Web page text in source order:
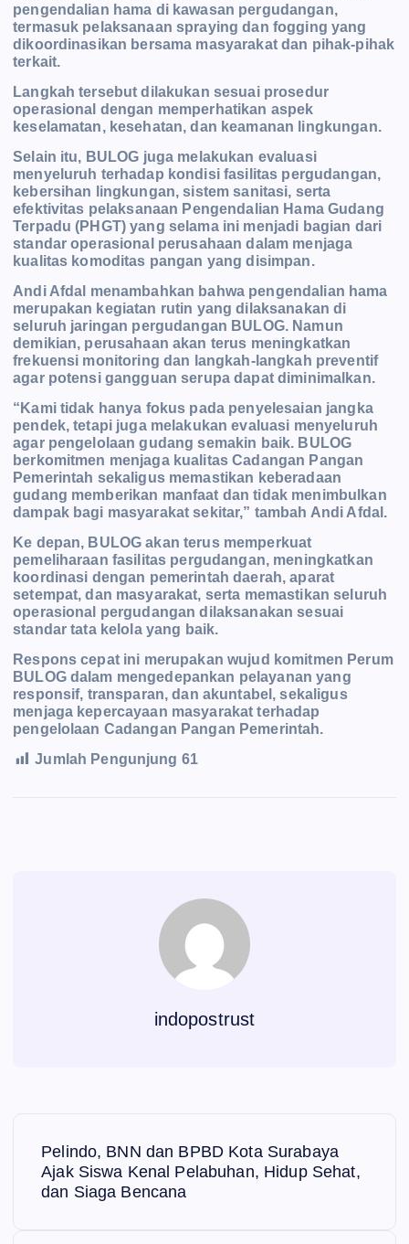
pengendalian hama di kawasan pergudangan,
termasuk pelaksanaan spraying dan fogging yang
dikoordinasikan bersama masyarakat dan pihak-pihak
terkait.
Langkah tersebut dilakukan sesuai prosedur
operasional dengan memperhatikan aspek
keselamatan, kesehatan, dan keamanan lingkungan.
Selain itu, BULOG juga melakukan evaluasi
menyeluruh terhadap kondisi fasilitas pergudangan,
kebersihan lingkungan, sistem sanitasi, serta
efektivitas pelaksanaan Pengendalian Hama Gudang
Terpadu (PHGT) yang selama ini menjadi bagian dari
standar operasional perusahaan dalam menjaga
kualitas komoditas pangan yang disimpan.
Andi Afdal menambahkan bahwa pengendalian hama
merupakan kegiatan rutin yang dilaksanakan di
seluruh jaringan pergudangan BULOG. Namun
demikian, perusahaan akan terus meningkatkan
frekuensi monitoring dan langkah-langkah preventif
agar potensi gangguan serupa dapat diminimalkan.
“Kami tidak hanya fokus pada penyelesaian jangka
pendek, tetapi juga melakukan evaluasi menyeluruh
agar pengelolaan gudang semakin baik. BULOG
berkomitmen menjaga kualitas Cadangan Pangan
Pemerintah sekaligus memastikan keberadaan
gudang memberikan manfaat dan tidak menimbulkan
dampak bagi masyarakat sekitar,” tambah Andi Afdal.
Ke depan, BULOG akan terus memperkuat
pemeliharaan fasilitas pergudangan, meningkatkan
koordinasi dengan pemerintah daerah, aparat
setempat, dan masyarakat, serta memastikan seluruh
operasional pergudangan dilaksanakan sesuai
standar tata kelola yang baik.
Respons cepat ini merupakan wujud komitmen Perum
BULOG dalam mengedepankan pelayanan yang
responsif, transparan, dan akuntabel, sekaligus
menjaga kepercayaan masyarakat terhadap
pengelolaan Cadangan Pangan Pemerintah.
Jumlah Pengunjung 61
indopostrust
Pelindo, BNN dan BPBD Kota Surabaya
Ajak Siswa Kenal Pelabuhan, Hidup Sehat,
dan Siaga Bencana